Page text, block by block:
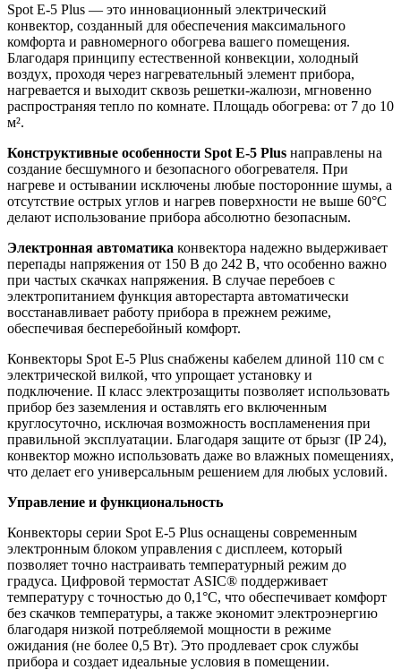
Spot Е-5 Plus — это инновационный электрический
конвектор, созданный для обеспечения максимального
комфорта и равномерного обогрева вашего помещения.
Благодаря принципу естественной конвекции, холодный
воздух, проходя через нагревательный элемент прибора,
нагревается и выходит сквозь решетки-жалюзи, мгновенно
распространяя тепло по комнате. Площадь обогрева: от 7 до 10
м².
Конструктивные особенности Spot Е-5 Plus направлены на
создание бесшумного и безопасного обогревателя. При
нагреве и остывании исключены любые посторонние шумы, а
отсутствие острых углов и нагрев поверхности не выше 60°С
делают использование прибора абсолютно безопасным.
Электронная автоматика конвектора надежно выдерживает
перепады напряжения от 150 В до 242 В, что особенно важно
при частых скачках напряжения. В случае перебоев с
электропитанием функция авторестарта автоматически
восстанавливает работу прибора в прежнем режиме,
обеспечивая бесперебойный комфорт.
Конвекторы Spot E-5 Plus снабжены кабелем длиной 110 см с
электрической вилкой, что упрощает установку и
подключение. II класс электрозащиты позволяет использовать
прибор без заземления и оставлять его включенным
круглосуточно, исключая возможность воспламенения при
правильной эксплуатации. Благодаря защите от брызг (IP 24),
конвектор можно использовать даже во влажных помещениях,
что делает его универсальным решением для любых условий.
Управление и функциональность
Конвекторы серии Spot Е-5 Plus оснащены современным
электронным блоком управления с дисплеем, который
позволяет точно настраивать температурный режим до
градуса. Цифровой термостат ASIC® поддерживает
температуру с точностью до 0,1°С, что обеспечивает комфорт
без скачков температуры, а также экономит электроэнергию
благодаря низкой потребляемой мощности в режиме
ожидания (не более 0,5 Вт). Это продлевает срок службы
прибора и создает идеальные условия в помещении.